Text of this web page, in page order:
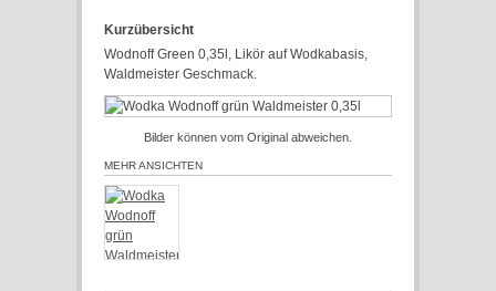
Kurzübersicht
Wodnoff Green 0,35l, Likör auf Wodkabasis,
Waldmeister Geschmack.
Bilder können vom Original abweichen.
MEHR ANSICHTEN